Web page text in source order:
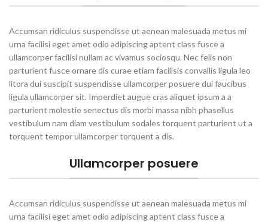
Accumsan ridiculus suspendisse ut aenean malesuada metus mi
urna facilisi eget amet odio adipiscing aptent class fusce a
ullamcorper facilisi nullam ac vivamus sociosqu. Nec felis non
parturient fusce ornare dis curae etiam facilisis convallis ligula leo
litora dui suscipit suspendisse ullamcorper posuere dui faucibus
ligula ullamcorper sit. Imperdiet augue cras aliquet ipsum a a
parturient molestie senectus dis morbi massa nibh phasellus
vestibulum nam diam vestibulum sodales torquent parturient ut a
torquent tempor ullamcorper torquent a dis.
Ullamcorper posuere
Accumsan ridiculus suspendisse ut aenean malesuada metus mi
urna facilisi eget amet odio adipiscing aptent class fusce a